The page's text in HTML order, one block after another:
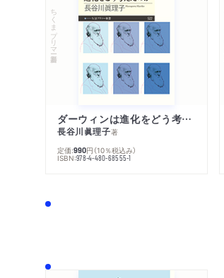
ちくまプリマー新書
ダーウィンは進化をどう考えたのか
長谷川眞理子著
定価:990円 （10％税込み）
ISBN:978-4-480-68555-1